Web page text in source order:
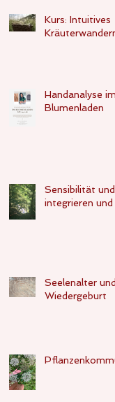
Kurs: Intuitives
Handanalyse im
Blumenladen
Sensibilität und
integrieren und
Seelenalter und
Wiedergeburt